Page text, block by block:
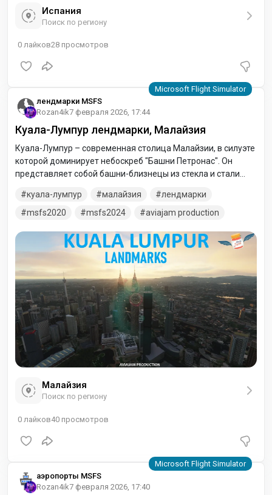
Испания
Поиск по региону
0 лайков28 просмотров
лендмарки MSFS
Rozan4ik7 февраля 2026, 17:44
Куала-Лумпур лендмарки, Малайзия
Куала-Лумпур – современная столица Малайзии, в силуэте
которой доминирует небоскреб "Башни Петронас". Он
представляет собой башни-близнецы из стекла и стали
исламские мотивы. Башни соединены крытым переходом, а
на их вершине для посетителей открыты смотровые
памятниками, возведенными во времена британского
правления, среди которых железнодорожный вокзал и
Здание султана Абдул-Самада.
куала-лумпур малайзия
лендмарки
msfs2020
msfs2024 aviajam production
Малайзия
Поиск по региону
0 лайков40 просмотров
аэропорты MSFS
Rozan4ik7 февраля 2026, 17:40